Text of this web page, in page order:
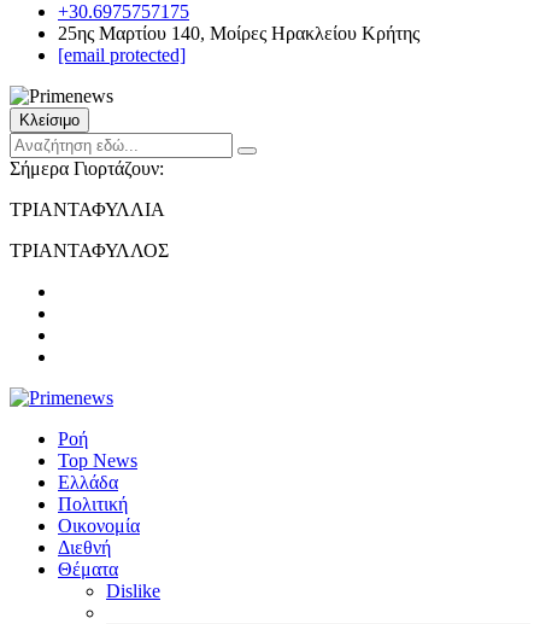
+30.6975757175
25ης Μαρτίου 140, Μοίρες Ηρακλείου Κρήτης
[email protected]
Κλείσιμο
Σήμερα Γιορτάζουν:
ΤΡΙΑΝΤΑΦΥΛΛΙΑ
ΤΡΙΑΝΤΑΦΥΛΛΟΣ
Ροή
Top News
Ελλάδα
Πολιτική
Οικονομία
Διεθνή
Θέματα
Dislike